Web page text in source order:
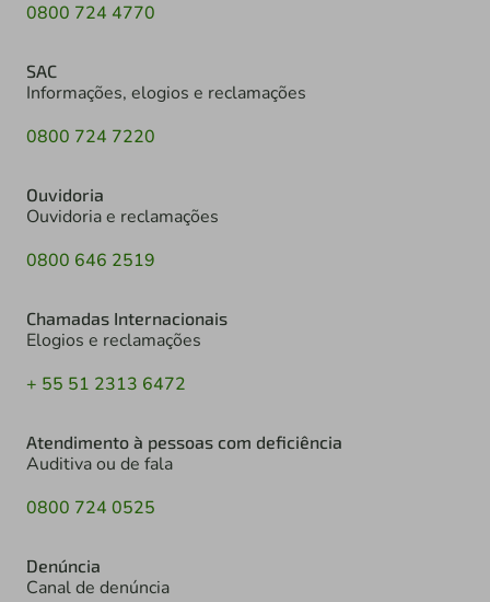
0800 724 4770
SAC
Informações, elogios e reclamações
0800 724 7220
Ouvidoria
Ouvidoria e reclamações
0800 646 2519
Chamadas Internacionais
Elogios e reclamações
+ 55 51 2313 6472
Atendimento à pessoas com deficiência
Auditiva ou de fala
0800 724 0525
Denúncia
Canal de denúncia